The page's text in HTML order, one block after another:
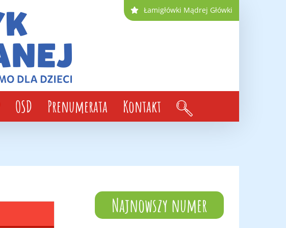
Łamigłówki Mądrej Główki
OSD Prenumerata Kontakt
Najnowszy numer